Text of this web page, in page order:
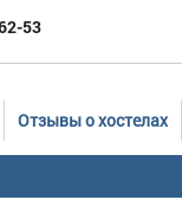
53
Отзывы о хостелах